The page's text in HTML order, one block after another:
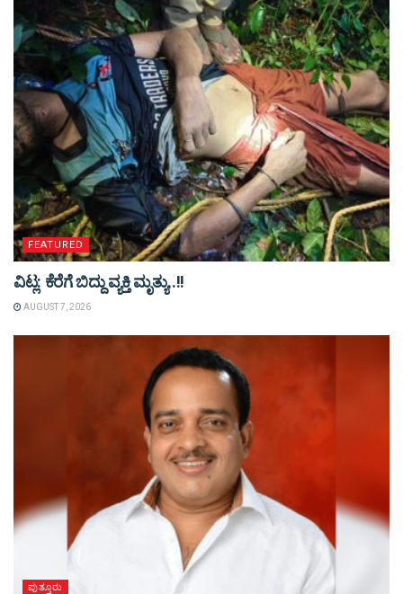
FEATURED
ವಿಟ್ಲ: ಕೆರೆಗೆ ಬಿದ್ದು ವ್ಯಕ್ತಿ ಮೃತ್ಯು..!!
AUGUST 7, 2026
ಪುತ್ತೂರು